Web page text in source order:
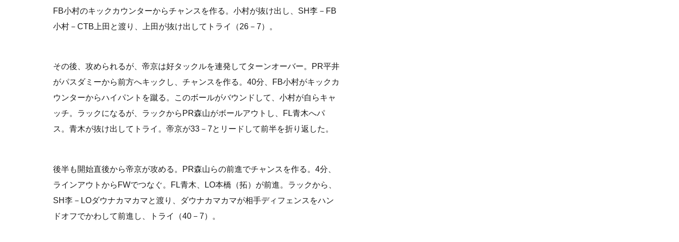
FB小村のキックカウンターからチャンスを作る。小村が抜け出し、SH李－FB
小村－CTB上田と渡り、上田が抜け出してトライ（26－7）。
その後、攻められるが、帝京は好タックルを連発してターンオーバー。PR平井
がパスダミーから前方へキックし、チャンスを作る。40分、FB小村がキックカ
ウンターからハイパントを蹴る。このボールがバウンドして、小村が自らキャ
ッチ。ラックになるが、ラックからPR森山がボールアウトし、FL青木へパ
ス。青木が抜け出してトライ。帝京が33－7とリードして前半を折り返した。
後半も開始直後から帝京が攻める。PR森山らの前進でチャンスを作る。4分、
ラインアウトからFWでつなぐ。FL青木、LO本橋（拓）が前進。ラックから、
SH李－LOダウナカマカマと渡り、ダウナカマカマが相手ディフェンスをハン
ドオフでかわして前進し、トライ（40－7）。